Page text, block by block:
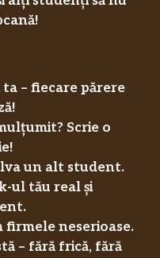
– fiecare părere
Scrie o
un alt student.
ul tău real și
firmele neserioase.
– fără frică, fără